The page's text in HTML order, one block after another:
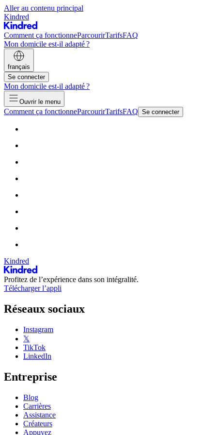
Aller au contenu principal
Kindred
Comment ça fonctionneParcourirTarifsFAQ
Mon domicile est-il adapté ?
français
Se connecter
Mon domicile est-il adapté ?
Ouvrir le menu
Comment ça fonctionneParcourirTarifsFAQ Se connecter
Kindred
Profitez de l’expérience dans son intégralité.
Télécharger l’appli
Réseaux sociaux
Instagram
𝕏
TikTok
LinkedIn
Entreprise
Blog
Carrières
Assistance
Créateurs
Appuyez